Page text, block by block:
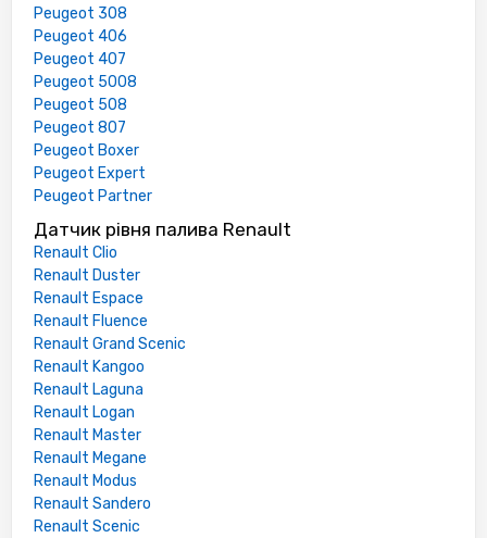
Peugeot 308
Peugeot 406
Peugeot 407
Peugeot 5008
Peugeot 508
Peugeot 807
Peugeot Boxer
Peugeot Expert
Peugeot Partner
Датчик рівня палива Renault
Renault Clio
Renault Duster
Renault Espace
Renault Fluence
Renault Grand Scenic
Renault Kangoo
Renault Laguna
Renault Logan
Renault Master
Renault Megane
Renault Modus
Renault Sandero
Renault Scenic